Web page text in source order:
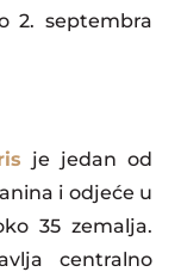
2. septembra
je jedan od
i odjeće u
35 zemalja.
centralno